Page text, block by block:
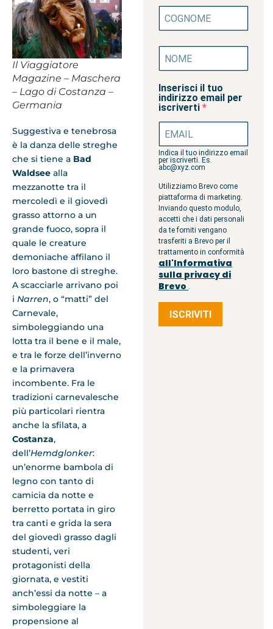
Il Viaggiatore
Magazine – Maschera
– Lago di Costanza –
Germania
Suggestiva e tenebrosa
è la danza delle streghe
che si tiene a Bad
Waldsee alla
mezzanotte tra il
mercoledì e il giovedì
grasso attorno a un
grande fuoco, sopra il
quale le creature
demoniache affilano il
loro bastone di streghe.
A scacciarle arrivano poi
i Narren, o “matti” del
Carnevale,
simboleggiando una
lotta tra il bene e il male,
e tra le forze dell’inverno
e la primavera
incombente. Fra le
tradizioni carnevalesche
più particolari rientra
anche la sfilata, a
Costanza,
dell’Hemdglonker:
un’enorme bambola di
legno con tanto di
camicia da notte e
berretto portata in giro
tra canti e grida la sera
del giovedì grasso dagli
studenti, veri
protagonisti della
giornata, e vestiti
anch’essi da notte – a
simboleggiare la
propensione al
Inserisci il tuo
indirizzo email per
iscriverti
Indica il tuo indirizzo email
per iscriverti. Es.
abc@xyz.com
Utilizziamo Brevo come
piattaforma di marketing.
Inviando questo modulo,
accetti che i dati personali
da te forniti vengano
trasferiti a Brevo per il
trattamento in conformità
all'Informativa
sulla privacy di
Brevo .
ISCRIVITI